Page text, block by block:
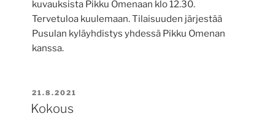
kuvauksista Pikku Omenaan klo 12.30.
Tervetuloa kuulemaan. Tilaisuuden järjestää
Pusulan kyläyhdistys yhdessä Pikku Omenan
kanssa.
JULKAISTU
21.8.2021
Kokous